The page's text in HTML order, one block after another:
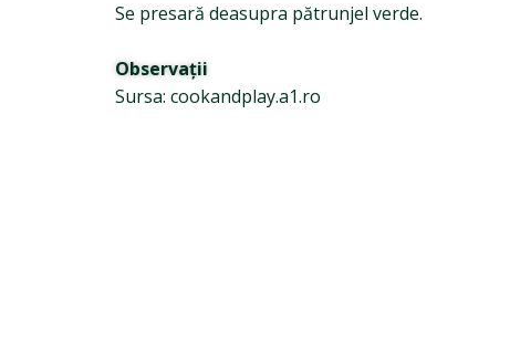
Se presară deasupra pătrunjel verde.
Observații
Sursa: cookandplay.a1.ro